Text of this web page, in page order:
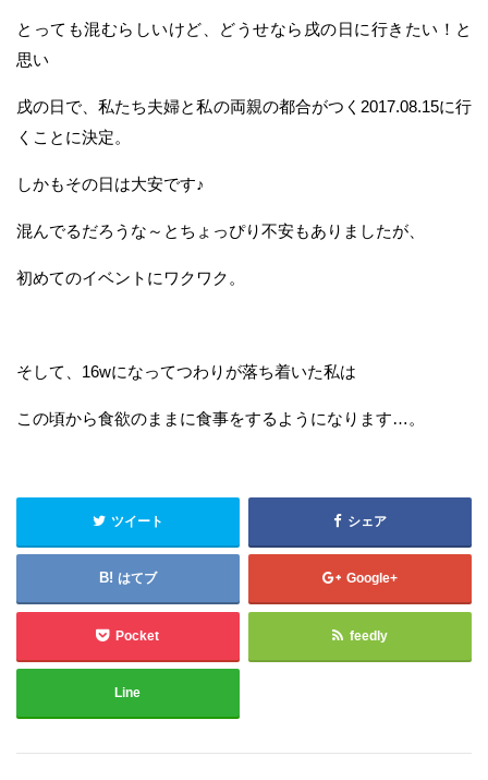
とっても混むらしいけど、どうせなら戌の日に行きたい！と
思い
戌の日で、私たち夫婦と私の両親の都合がつく2017.08.15に行
くことに決定。
しかもその日は大安です♪
混んでるだろうな～とちょっぴり不安もありましたが、
初めてのイベントにワクワク。
そして、16wになってつわりが落ち着いた私は
この頃から食欲のままに食事をするようになります…。
ツイート シェア
はてブ Google+
Pocket feedly
Line